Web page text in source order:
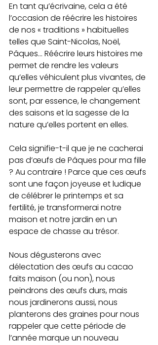
En tant qu’écrivaine, cela a été
l’occasion de réécrire les histoires
de nos « traditions » habituelles
telles que Saint-Nicolas, Noël,
Pâques… Réécrire leurs histoires me
permet de rendre les valeurs
qu’elles véhiculent plus vivantes, de
leur permettre de rappeler qu’elles
sont, par essence, le changement
des saisons et la sagesse de la
nature qu’elles portent en elles.
Cela signifie-t-il que je ne cacherai
pas d’œufs de Pâques pour ma fille
? Au contraire ! Parce que ces œufs
sont une façon joyeuse et ludique
de célébrer le printemps et sa
fertilité, je transformerai notre
maison et notre jardin en un
espace de chasse au trésor.
Nous dégusterons avec
délectation des œufs au cacao
faits maison (ou non), nous
peindrons des œufs durs, mais
nous jardinerons aussi, nous
planterons des graines pour nous
rappeler que cette période de
l’année marque un nouveau